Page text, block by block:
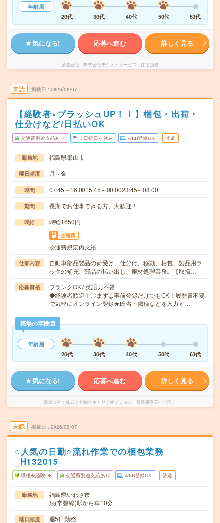
年齢層
20代
30代 40代 50代 60代
気になる! 応募へ進む 詳しく見る
派遣会社 株式会社テクノ・サービス 採用担当
未読 掲載日 2026/08/07
【経験者×ブラッシュUP！！】梱包・出荷・
仕分けなど/日払いOK
交通費別途支給あり 土日祝日が休み WEB登録OK 派遣
勤務地 福島県郡山市
曜日頻度 月～金
時間 07:45～16:0015:45～00:0023:45～08:00
期間 長期でお仕事できる方、大歓迎！
時給 時給1650円
交通費
交通費規定内支給
仕事内容
自動車部品製品の荷受け、仕分け、移動、梱包、製品用ラ
ックの補充、部品の払い出し、廃材処理業務。【取扱…
応募資格
ブランクOK / 英語力不要
◆経験者歓迎！〇まずは事前登録だけでもOK！履歴書不要
で気軽にオンライン登録★氏名・職種などを入力す…
職場の雰囲気
年齢層
20代
30代 40代 50代 60代
気になる! 応募へ進む 詳しく見る
派遣会社 株式会社綜合キャリアオプション 製造事業部（全国）
未読 掲載日 2026/08/07
○人気の日勤○流れ作業での梱包業務
_H132015
職種未経験OK 交通費別途支給あり WEB登録OK 派遣
勤務地
福島県いわき市
泉(常磐線)駅から車10分
曜日頻度 週5日勤務